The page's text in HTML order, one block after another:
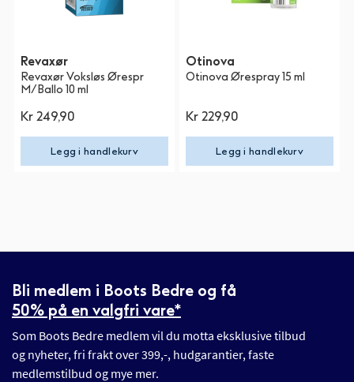
Revaxør
Revaxør Voksløs Ørespr
M/Ballo 10 ml
Kr 249,90
Legg i handlekurv
Otinova
Otinova Ørespray 15 ml
Kr 229,90
Legg i handlekurv
Bli medlem i Boots Bedre og få
50% på en valgfri vare*
Som Boots Bedre medlem vil du motta eksklusive tilbud
og nyheter, fri frakt over 399,-, hudgarantier, faste
medlemstilbud og mye mer.